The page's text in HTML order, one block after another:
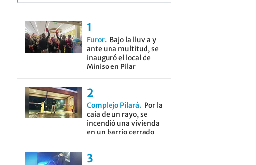
Furor
Bajo la lluvia y
ante una multitud, se
inauguró el local de
Miniso en Pilar
Complejo Pilará
Por la
caía de un rayo, se
incendió una vivienda
en un barrio cerrado